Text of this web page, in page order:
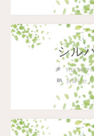
シル
お知らせ /